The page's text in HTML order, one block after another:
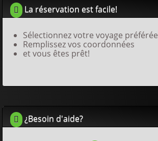
La réservation est facile!
Sélectionnez votre voyage préférée
Remplissez vos coordonnées
et vous êtes prêt!
¿Besoin d'aide?